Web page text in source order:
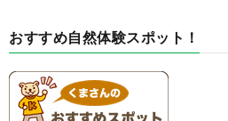
おすすめ自然体験スポット！